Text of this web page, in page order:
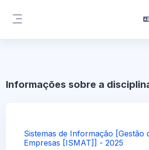
Informações sobre a
Sistemas de Informação [Gestão
Empresas [ISMAT]] - 2025